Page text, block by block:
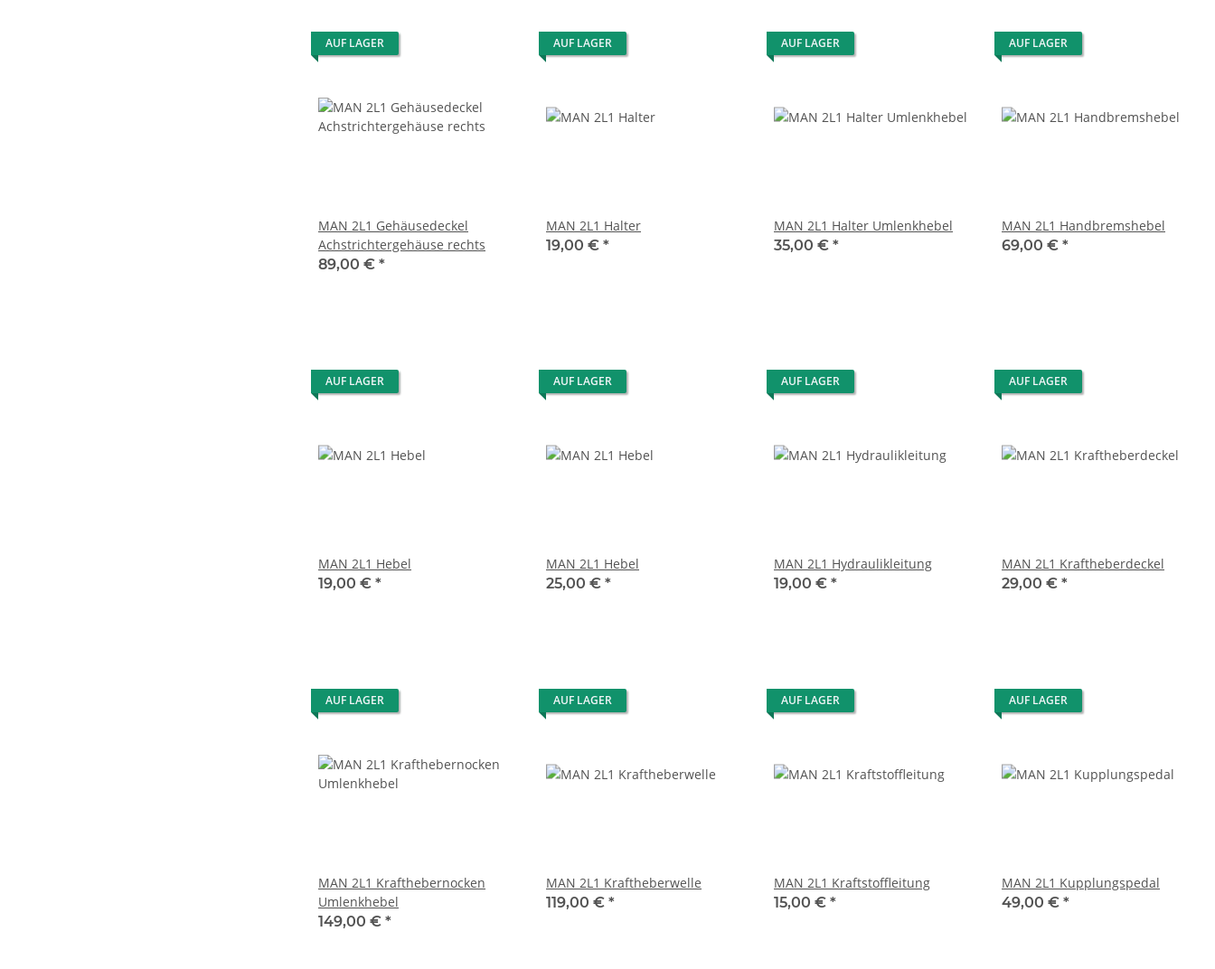
AUF LAGER
MAN 2L1 Gehäusedeckel
Achstrichtergehäuse rechts
89,00 € *
AUF LAGER
MAN 2L1 Halter
19,00 € *
AUF LAGER
MAN 2L1 Halter Umlenkhebel
35,00 € *
AUF LAGER
MAN 2L1 Handbremshebel
69,00 € *
AUF LAGER
MAN 2L1 Hebel
19,00 € *
AUF LAGER
MAN 2L1 Hebel
25,00 € *
AUF LAGER
MAN 2L1 Hydraulikleitung
19,00 € *
AUF LAGER
MAN 2L1 Kraftheberdeckel
29,00 € *
AUF LAGER
MAN 2L1 Krafthebernocken
Umlenkhebel
149,00 € *
AUF LAGER
MAN 2L1 Kraftheberwelle
119,00 € *
AUF LAGER
MAN 2L1 Kraftstoffleitung
15,00 € *
AUF LAGER
MAN 2L1 Kupplungspedal
49,00 € *